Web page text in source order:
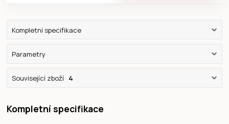
Kompletní specifikace
Parametry
Související zboží 4
Kompletní specifikace